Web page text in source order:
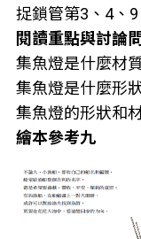
捉鎖管第3、4、
閱讀重點與討論
集魚燈是什麼材
集魚燈是什麼形
集魚燈的形狀和
繪本參考九